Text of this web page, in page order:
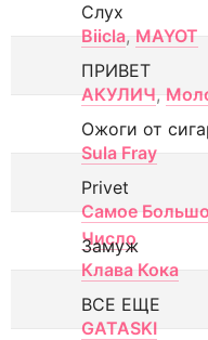
Слух
Biicla, MAYOT
ПРИВЕТ
АКУЛИЧ,
Ожоги от
Sula Fray
Privet
Самое
Число
Замуж
Клава Кока
ВСЕ ЕЩЕ
GATASKI